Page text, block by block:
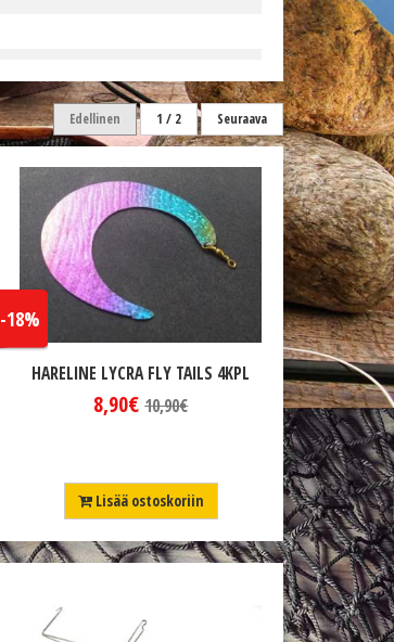
Edellinen 1 / 2 Seuraava
HARELINE LYCRA FLY TAILS 4KPL
8,90€
-18%
10,90€
Lisää ostoskoriin